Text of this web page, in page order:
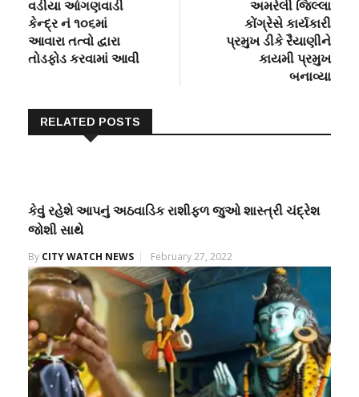
navigation
post:
વડીયા આંગણવાડી
કેન્દ્ર નં ૧૦૬માં
આવારા તત્વો દ્વારા
તોડફોડ કરવામાં આવી
post:
અમરેલી જિલ્લા
કોંગ્રેસે કાર્યકારી
પ્રમુખ ડીકે રૈયાણીને
કાયમી પ્રમુખ
બનાવ્યા
RELATED POSTS
કેવું રહેશે આપનું અઠવાડિક રાશીફળ જુઓ શાસ્ત્રી ચંદ્રેશ
જોશી સાથે
By CITY WATCH NEWS February 27, 2022